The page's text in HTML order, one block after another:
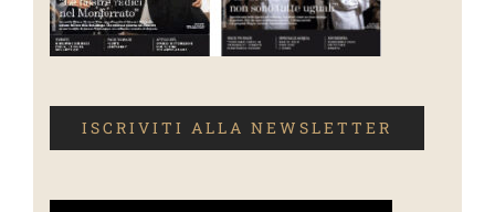
ISCRIVITI ALLA NEWSLETTER